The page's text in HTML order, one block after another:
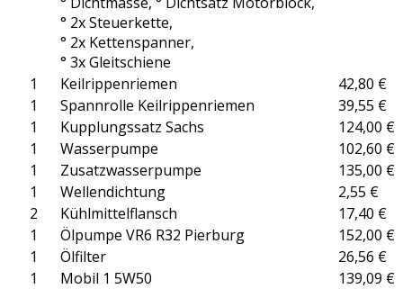
° 2x Steuerkette,
° 2x Kettenspanner,
° 3x Gleitschiene
1
Keilrippenriemen
42,80 €
1
Spannrolle Keilrippenriemen
39,55 €
1
Kupplungssatz Sachs
124,00 €
1
Wasserpumpe
102,60 €
1
Zusatzwasserpumpe
135,00 €
1
Wellendichtung
2,55 €
2
Kühlmittelflansch
17,40 €
1
Ölpumpe VR6 R32 Pierburg
152,00 €
1
Ölfilter
26,56 €
1
Mobil 1 5W50
139,09 €